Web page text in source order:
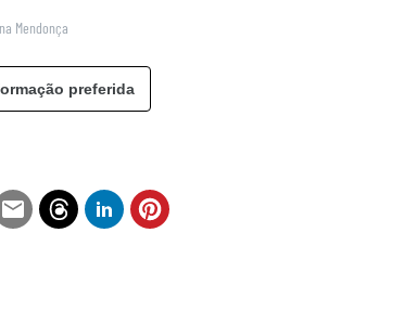
Mendonça
preferida